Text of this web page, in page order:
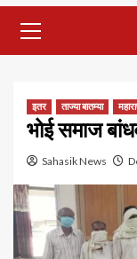
Menu
इतर ताज्या बातम्या
भोई समाज
Sahasik News